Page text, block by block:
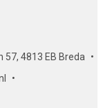
57, 4813 EB Breda